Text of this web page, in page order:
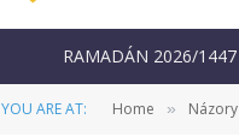
RAMADÁN 2026/1447
YOU ARE AT: Home » Názory